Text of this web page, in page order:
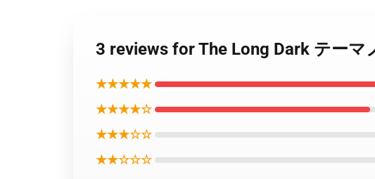
3 reviews for The Long Dark テーマ
★★★★★
★★★★☆
★★★☆☆
★★☆☆☆